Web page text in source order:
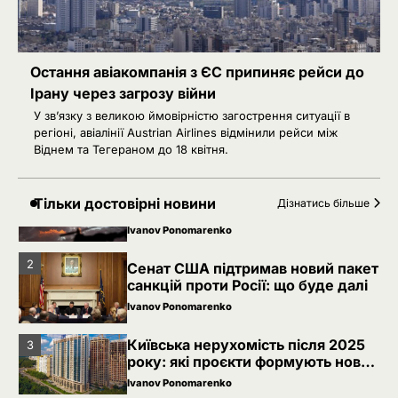
Остання авіакомпанія з ЄС припиняє рейси до
Ірану через загрозу війни
У зв’язку з великою ймовірністю загострення ситуації в
регіоні, авіалінії Austrian Airlines відмінили рейси між
Віднем та Тегераном до 18 квітня.
Тільки достовірні новини Дізнатись більше
Ivanov Ponomarenko
4
РФ готує удари по НАТО
українськими дронами
Розумна Марина
РФ знеструмила Херсон: коли
повернуть світло в оселі
Розумна Марина
над військовою базою Німеччини,
де ремонтують Patriot
Ivanov Ponomarenko
2
Сенат США підтримав новий пакет
санкцій проти Росії: що буде далі
Ivanov Ponomarenko
3
Київська нерухомість після 2025
року: які проєкти формують новий
вигляд столиці
Ivanov Ponomarenko